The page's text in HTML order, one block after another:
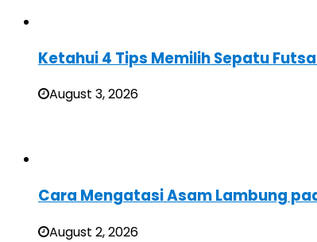
Ketahui 4 Tips Memilih Sepatu
August 3, 2026
Cara Mengatasi Asam Lambung
August 2, 2026